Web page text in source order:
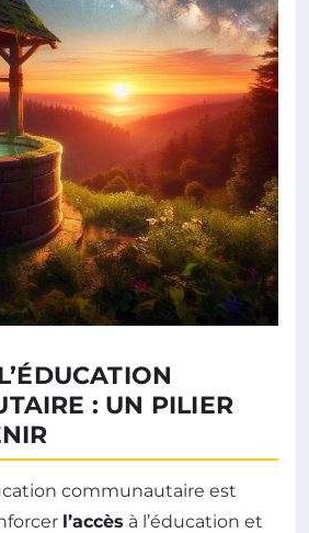
: UN PILIER
communautaire est
l’accès à l’éducation et